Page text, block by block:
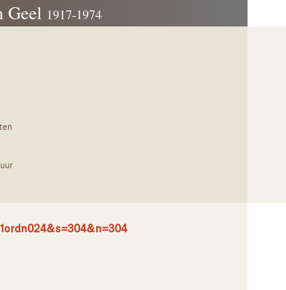
Geel 1917-1974